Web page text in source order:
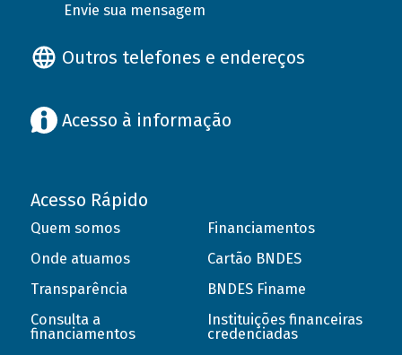
Envie sua mensagem
Outros telefones e endereços
Acesso à informação
Acesso Rápido
Quem somos
Onde atuamos
Transparência
Consulta a
financiamentos
Financiamentos
Cartão BNDES
BNDES Finame
Instituições financeiras
credenciadas